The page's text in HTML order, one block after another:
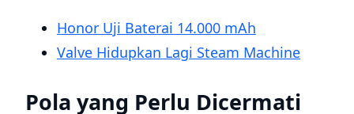
Honor Uji Baterai 14.000 mAh
Valve Hidupkan Lagi Steam Machine
Pola yang Perlu Dicermati